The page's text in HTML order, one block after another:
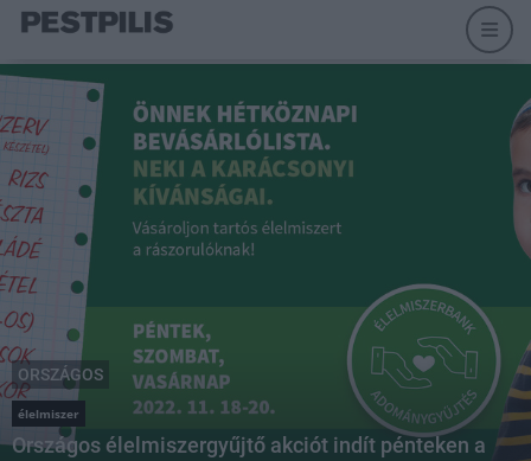
ORSZÁGOS
élelmiszer
Országos élelmiszergyűjtő akciót indít pénteken a